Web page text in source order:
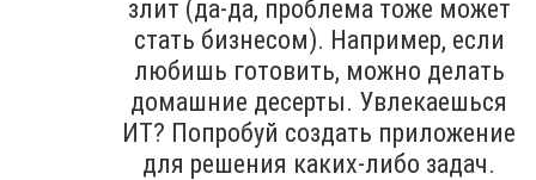
злит (да-да, проблема тоже может
стать бизнесом). Например, если
любишь готовить, можно делать
домашние десерты. Увлекаешься
ИТ? Попробуй создать приложение
для решения каких-либо задач.